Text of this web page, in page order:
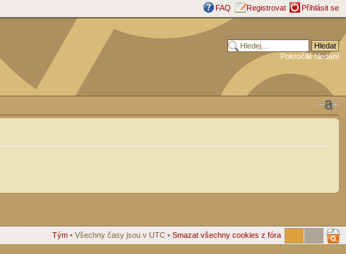
FAQ Registrovat Přihlásit se
Pokročilé hledání
Tým • Všechny časy jsou v UTC • Smazat všechny cookies z fóra